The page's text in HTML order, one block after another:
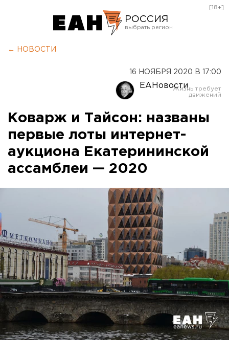
РОССИЯ
Оренбург
[18+]
← НОВОСТИ
16 НОЯБРЯ 2020 В 17:00
ЕАНовости
Коварж и Тайсон: названы
первые лоты интернет-
аукциона Екатерининской
ассамблеи — 2020